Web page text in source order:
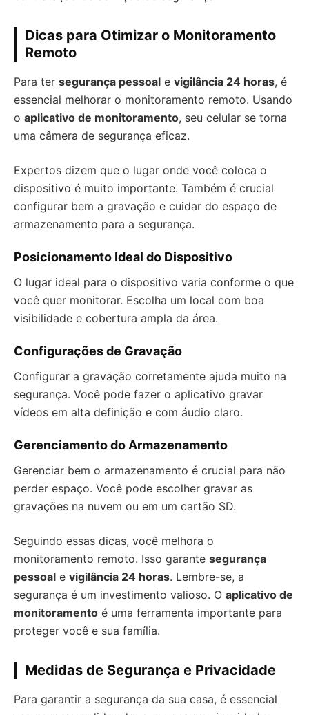
Dicas para Otimizar o Monitoramento
Remoto
Para ter segurança pessoal e vigilância 24 horas, é
essencial melhorar o monitoramento remoto. Usando
o aplicativo de monitoramento, seu celular se torna
uma câmera de segurança eficaz.
Expertos dizem que o lugar onde você coloca o
dispositivo é muito importante. Também é crucial
configurar bem a gravação e cuidar do espaço de
armazenamento para a segurança.
Posicionamento Ideal do Dispositivo
O lugar ideal para o dispositivo varia conforme o que
você quer monitorar. Escolha um local com boa
visibilidade e cobertura ampla da área.
Configurações de Gravação
Configurar a gravação corretamente ajuda muito na
segurança. Você pode fazer o aplicativo gravar
vídeos em alta definição e com áudio claro.
Gerenciamento do Armazenamento
Gerenciar bem o armazenamento é crucial para não
perder espaço. Você pode escolher gravar as
gravações na nuvem ou em um cartão SD.
Seguindo essas dicas, você melhora o
monitoramento remoto. Isso garante segurança
pessoal e vigilância 24 horas. Lembre-se, a
segurança é um investimento valioso. O aplicativo de
monitoramento é uma ferramenta importante para
proteger você e sua família.
Medidas de Segurança e Privacidade
Para garantir a segurança da sua casa, é essencial